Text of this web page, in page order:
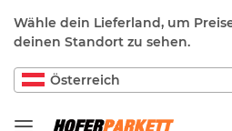
Wähle dein Lieferland, um
deinen Standort zu sehen.
Österreich